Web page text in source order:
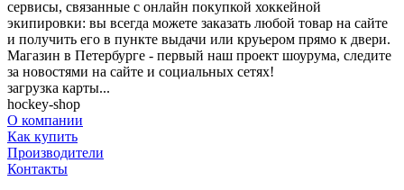
сервисы, связанные с онлайн покупкой хоккейной
экипировки: вы всегда можете заказать любой товар на сайте
и получить его в пункте выдачи или круьером прямо к двери.
Магазин в Петербурге - первый наш проект шоурума, следите
за новостями на сайте и социальных сетях!
загрузка карты...
hockey-shop
О компании
Как купить
Производители
Контакты